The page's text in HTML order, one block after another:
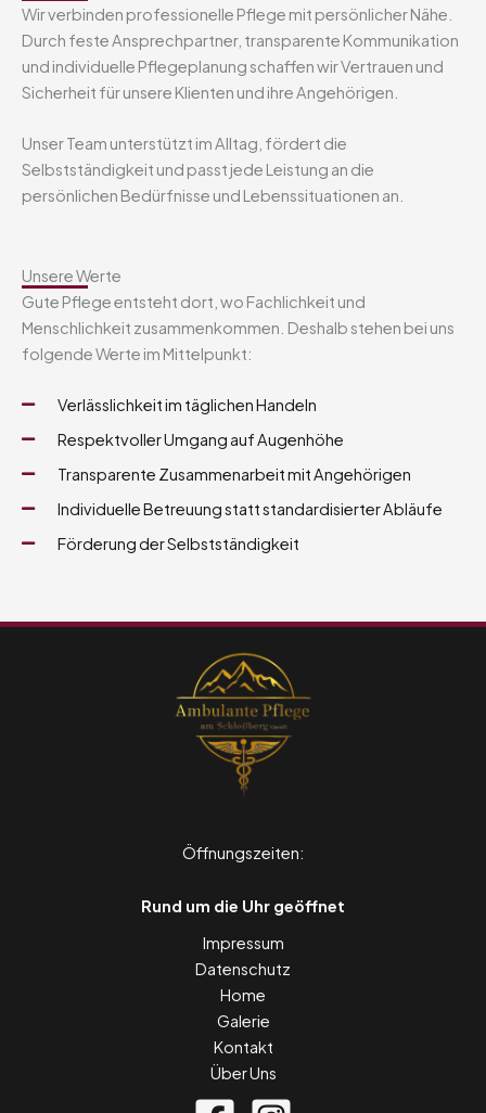
Wir verbinden professionelle Pflege mit persönlicher Nähe.
Durch feste Ansprechpartner, transparente Kommunikation
und individuelle Pflegeplanung schaffen wir Vertrauen und
Sicherheit für unsere Klienten und ihre Angehörigen.
Unser Team unterstützt im Alltag, fördert die
Selbstständigkeit und passt jede Leistung an die
persönlichen Bedürfnisse und Lebenssituationen an.
Unsere Werte
Gute Pflege entsteht dort, wo Fachlichkeit und
Menschlichkeit zusammenkommen. Deshalb stehen bei uns
folgende Werte im Mittelpunkt:
Verlässlichkeit im täglichen Handeln
Respektvoller Umgang auf Augenhöhe
Transparente Zusammenarbeit mit Angehörigen
Individuelle Betreuung statt standardisierter Abläufe
Förderung der Selbstständigkeit
Öffnungszeiten:
Rund um die Uhr geöffnet
Impressum
Datenschutz
Home
Galerie
Kontakt
Über Uns